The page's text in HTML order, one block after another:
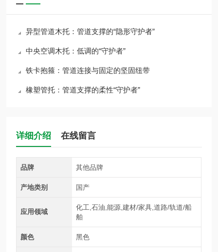
异型管道木托：管道支撑的“隐形守护者”
中央空调木托：低调的“守护者”
铁卡抱箍：管道连接与固定的坚固纽带
橡塑管托：管道支撑的柔性“守护者”
详细介绍 在线留言
品牌 其他品牌
产地类别 国产
应用领域
化工,石油,能源,建材/家具,道路/轨道/船
舶
颜色 黑色